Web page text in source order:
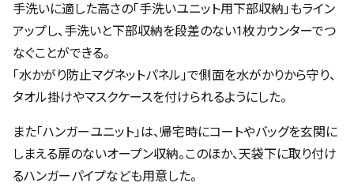
手洗いに適した高さの「手洗いユニット用下部収納」もライン
アップし、手洗いと下部収納を段差のない1枚カウンターでつ
なぐことができる。
「水かがり防止マグネットパネル」で側面を水がかりから守り、
タオル掛けやマスクケースを付けられるようにした。
また「ハンガーユニット」は、帰宅時にコートやバッグを玄関に
しまえる扉のないオープン収納。このほか、天袋下に取り付け
るハンガーパイプなども用意した。